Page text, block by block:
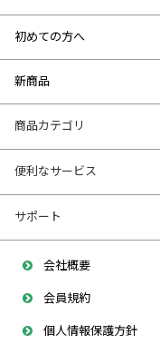
初めての方へ
新商品
商品カテゴリ
便利なサービス
サポート
会社概要
会員規約
個人情報保護方針